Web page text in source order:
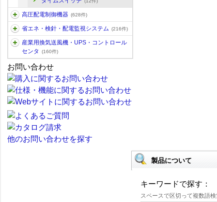
高圧配電制御機器 (628件)
省エネ・検針・配電監視システム (216件)
産業用換気送風機・UPS・コントロール
センタ
(160件)
お問い合わせ
他のお問い合わせを探す
製品について
キーワードで探す：
スペースで区切って複数語